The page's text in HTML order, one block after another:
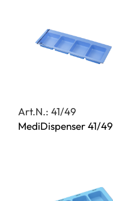
Art.N.: 41/49
MediDispenser 41/49